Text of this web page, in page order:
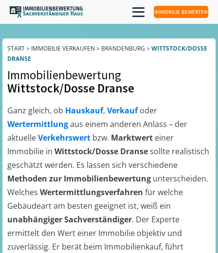
IMMOBILIE BEWERTEN
START> IMMOBILIE VERKAUFEN > BRANDENBURG > WITTSTOCK/DOSSE
DRANSE
Immobilienbewertung
Wittstock/Dosse Dranse
Ganz gleich, ob Hauskauf, Verkaufoder
Wertermittlungaus einem anderen Anlass – der
aktuelleVerkehrswert bzw. Marktwert einer
Immobilie in Wittstock/Dosse Dransesollte realistisch
geschätzt werden. Es lassen sich verschiedene
Methoden zur Immobilienbewertung unterscheiden.
Welches Wertermittlungsverfahren für welche
Gebäudeart am besten geeignet ist, weiß ein
unabhängiger Sachverständiger. Der Experte
ermittelt den Wert einer Immobilie objektiv und
zuverlässig. Er berät beim Immobilienkauf, führt